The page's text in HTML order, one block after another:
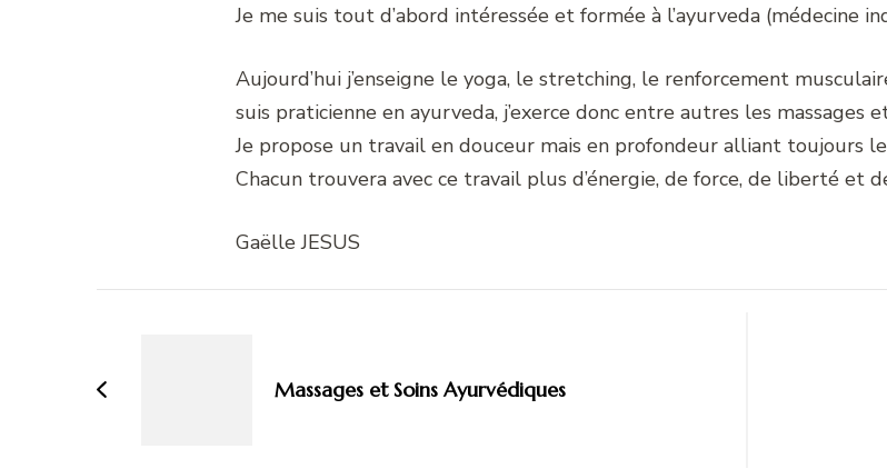
Je me suis tout d’abord intéressée et formée à l’ayurveda (médecine
Aujourd’hui j’enseigne le yoga, le stretching, le renforcement
suis praticienne en ayurveda, j’exerce donc entre autres les massages
Je propose un travail en douceur mais en profondeur alliant toujours
Chacun trouvera avec ce travail plus d’énergie, de force, de liberté et
Gaëlle JESUS
Massages et Soins Ayurvédiques